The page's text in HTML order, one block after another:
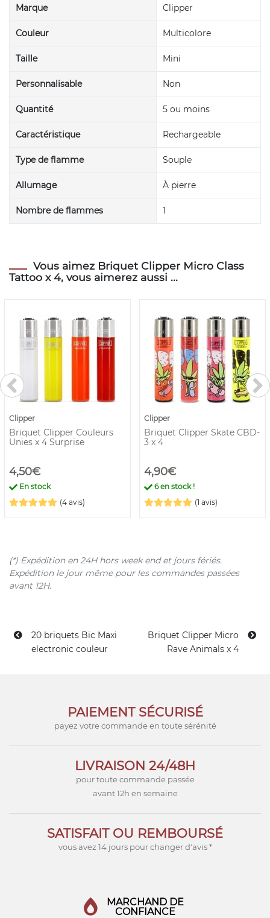
Marque Clipper
Couleur Multicolore
Taille Mini
Personnalisable Non
Quantité 5 ou moins
Caractéristique Rechargeable
Type de flamme Souple
Allumage À pierre
Nombre de flammes 1
Vous aimez Briquet Clipper Micro Class
Tattoo x 4, vous aimerez aussi ...
Clipper
Briquet Clipper Couleurs
Unies x 4 Surprise
4,50€
En stock
(4 avis)
Clipper
Briquet Clipper Skate CBD-
3 x 4
4,90€
6en stock !
(1 avis)
(*) Expédition en 24H hors week end et jours fériés.
Expédition le jour même pour les commandes passées
avant 12H.
20 briquets Bic Maxi
electronic couleur
Briquet Clipper Micro
Rave Animals x 4
PAIEMENT SÉCURISÉ
payez votre commande en toute sérénité
LIVRAISON 24/48H
pour toute commande passée
avant 12h en semaine
SATISFAIT OU REMBOURSÉ
vous avez 14 jours pour changer d'avis *
MARCHAND DE
CONFIANCE